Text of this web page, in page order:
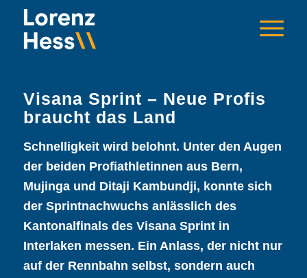
Visana Sprint – Neue Profis
braucht das Land
Schnelligkeit wird belohnt. Unter den Augen
der beiden Profiathletinnen aus Bern,
Mujinga und Ditaji Kambundji, konnte sich
der Sprintnachwuchs anlässlich des
Kantonalfinals des Visana Sprint in
Interlaken messen. Ein Anlass, der nicht nur
auf der Rennbahn selbst, sondern auch